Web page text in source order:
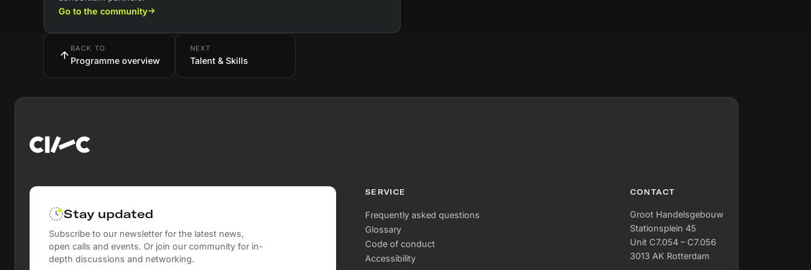
basis voor een betekenisvolle doorvertaling
resonantiepatronen zichtbaar maken.
Go to the community
BACK TO
Programme overview
NEXT
Talent & Skills
Stay updated
Subscribe to our newsletter for the latest news,
open calls and events. Or join our community for in-
depth discussions and networking.
SERVICE
Frequently asked questions
Glossary
Code of conduct
Accessibility
CONTACT
Groot Handelsgebouw
Stationsplein 45
Unit C7.054 – C7.056
3013 AK Rotterdam